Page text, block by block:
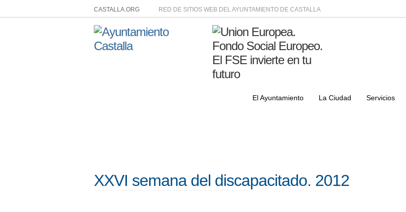
CASTALLA.ORG RED DE SITIOS WEB DEL AYUNTAMIENTO DE CASTALLA
El Ayuntamiento La Ciudad Servicios
XXVI semana del discapacitado. 2012